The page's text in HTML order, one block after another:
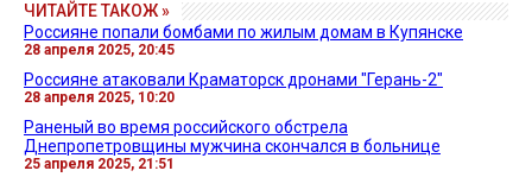
ЧИТАЙТЕ ТАКОЖ »
Россияне попали бомбами по жилым домам в Купянске
28 апреля 2025, 20:45
Россияне атаковали Краматорск дронами "Герань-2"
28 апреля 2025, 10:20
Раненый во время российского обстрела
Днепропетровщины мужчина скончался в больнице
25 апреля 2025, 21:51